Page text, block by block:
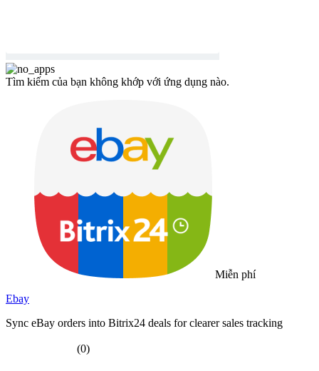
Tìm kiếm của bạn không khớp với ứng dụng nào.
Miễn phí
Ebay
Sync eBay orders into Bitrix24 deals for clearer sales tracking
(0)